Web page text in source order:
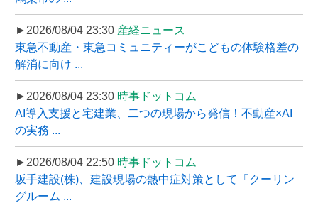
►2026/08/04 23:30 産経ニュース
東急不動産・東急コミュニティーがこどもの体験格差の
解消に向け ...
►2026/08/04 23:30 時事ドットコム
AI導入支援と宅建業、二つの現場から発信！不動産×AI
の実務 ...
►2026/08/04 22:50 時事ドットコム
坂手建設(株)、建設現場の熱中症対策として「クーリン
グルーム ...